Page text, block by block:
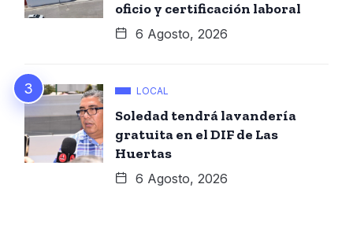
oficio y certificación laboral
6 Agosto, 2026
LOCAL
Soledad tendrá lavandería
gratuita en el DIF de Las
Huertas
6 Agosto, 2026